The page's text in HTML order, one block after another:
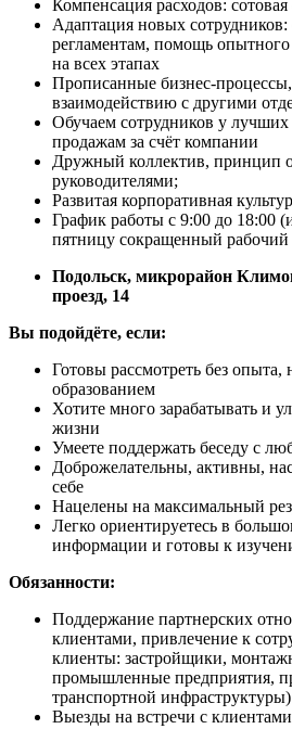
Компенсация расходов:
Адаптация новых сотрудников:
регламентам, помощь
на всех этапах
Прописанные бизнес-
взаимодействию с другими
Обучаем сотрудников у
продажам за счёт компании
Дружный коллектив, принцип
руководителями;
Развитая корпоративная
График работы с 9:00 до 18:00
пятницу сокращенный
Подольск, микрорайон
проезд, 14
Вы подойдёте, если:
Готовы рассмотреть без опыта,
образованием
Хотите много зарабатывать и
жизни
Умеете поддержать беседу с
Доброжелательны, активны,
себе
Нацелены на максимальный
Легко ориентируетесь в
информации и готовы к
Обязанности:
Поддержание партнерских
клиентами, привлечение к
клиенты: застройщики,
промышленные предприятия,
транспортной инфраструктуры)
Выезды на встречи с клиентами